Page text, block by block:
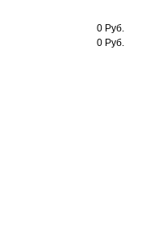
0 Руб.
0 Руб.